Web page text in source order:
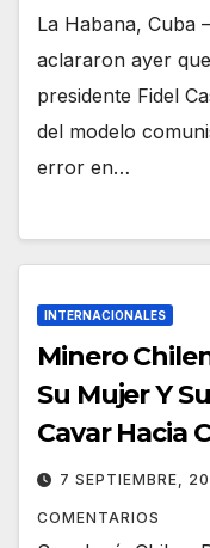
La Habana, Cuba
aclararon ayer
presidente Fidel
del modelo
error en…
INTERNACIONALES
Minero
Su Mujer Y
Cavar Hacia
7 SEPTIEMBRE,
COMENTARIOS